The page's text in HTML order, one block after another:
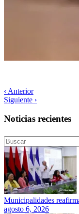
‹ Anterior
Siguiente ›
Noticias recientes
Municipalidades
agosto 6, 2026